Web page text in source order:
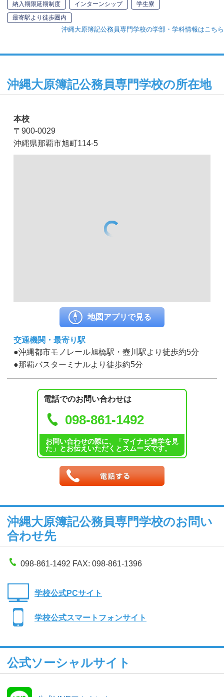
納入期限延期制度
インターンシップ
学生寮
最寄駅より徒歩圏内
沖縄大原簿記公務員専門学校の学部・学科情報はこちら
沖縄大原簿記公務員専門学校の所在地
本校
〒900-0029
沖縄県那覇市旭町114-5
地図アプリで見る
交通機関・最寄り駅
●沖縄都市モノレール旭橋駅・壺川駅より徒歩約5分
●那覇バスターミナルより徒歩約5分
電話でのお問い合わせは
098-861-1492
お問い合わせの際に、「マイナビ進学を見
た」とお伝えいただくとスムーズです。
沖縄大原簿記公務員専門学校のお問い
合わせ先
098-861-1492 FAX: 098-861-1396
学校公式PCサイト
学校公式スマートフォンサイト
公式ソーシャルサイト